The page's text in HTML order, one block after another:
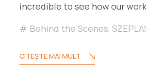
incredible to see how our
Behind the Scenes,
CITEŞTE MAI MULT